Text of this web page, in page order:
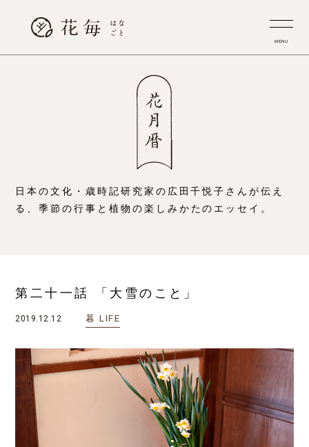
MENU
日本の文化・歳時記研究家の広田千悦子さんが伝え
る、季節の行事と植物の楽しみかたのエッセイ。
第二十一話 「大雪のこと」
2019.12.12 暮 LIFE